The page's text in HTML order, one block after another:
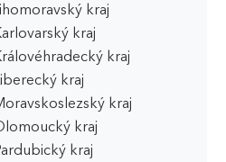
kraj
kraj
kraj
kraj
kraj
kraj
kraj